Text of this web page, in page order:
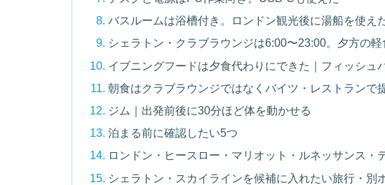
バスルームは浴槽付き。ロンドン観光後に湯船を使え
シェラトン・クラブラウンジは6:00〜23:00。夕方の
イブニングフードは夕食代わりにできた｜フィッシュ
朝食はクラブラウンジではなくバイツ・レストランで
ジム｜出発前後に30分ほど体を動かせる
泊まる前に確認したい5つ
ロンドン・ヒースロー・マリオット・ルネッサンス・
シェラトン・スカイラインを候補に入れたい旅行・別